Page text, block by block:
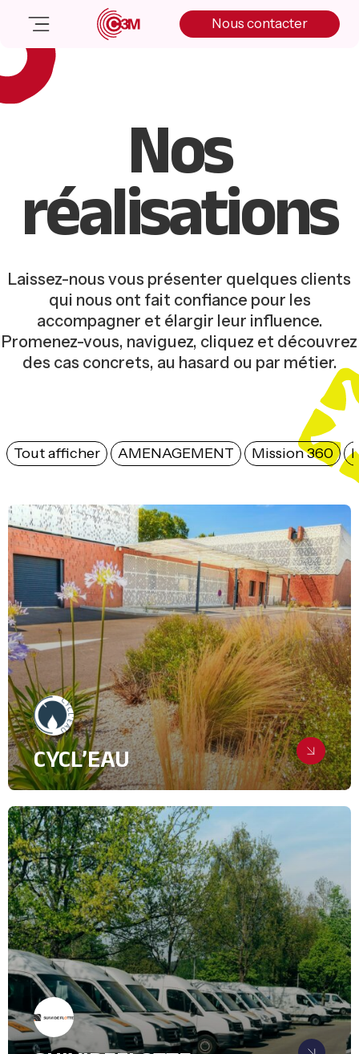
primary
navigation
main
content
primary
sidebar
Nous contacter
Salle de presse
Nos actualités
A propos
Manifesto
Livre blanc
Nos
réalisations
Laissez-nous vous présenter quelques clients
qui nous ont fait confiance pour les
accompagner et élargir leur influence.
Promenez-vous, naviguez, cliquez et découvrez
des cas concrets, au hasard ou par métier.
Tout afficher AMENAGEMENT Mission 360
CYCL’EAU
Installer durablement un salon
médiatique de l’eau
Relations Presse
Green Tech
Industrie, intralogistique & Services
B2B